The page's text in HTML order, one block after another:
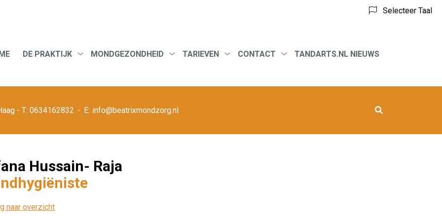
Selecteer Taal
DE PRAKTIJK
MONDGEZONDHEID
TARIEVEN
CONTACT
TANDARTS.NL NIEUWS
0634162832 info@beatrixmondzorg.nl
Hussain- Raja
naar overzicht